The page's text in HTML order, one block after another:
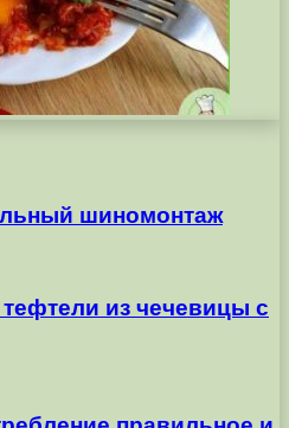
шиномонтаж
тефтели из чечевицы с